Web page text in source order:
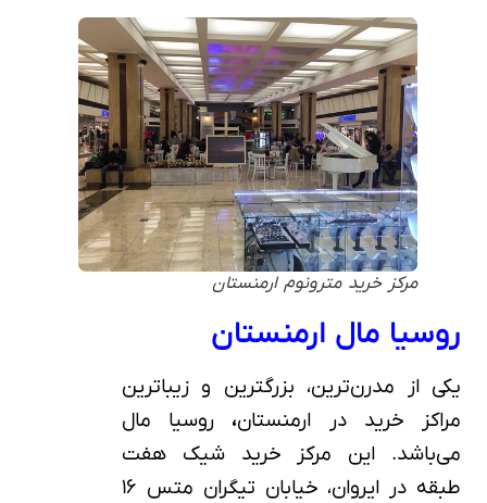
مرکز خرید مترونوم ارمنستان
روسیا مال ارمنستان
یکی از مدرن‌ترین، بزرگترین و زیباترین
مراکز خرید در ارمنستان، روسیا مال
می‌باشد. این مرکز خرید شیک هفت
طبقه در ایروان، خیابان تیگران متس ۱۶